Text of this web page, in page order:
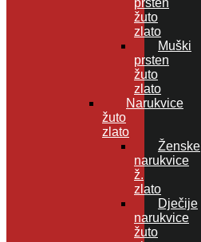
žuto
zlato
Muški
prsten
žuto
zlato
Narukvice
žuto
zlato
Ženske
narukvice
ž.
zlato
Dječije
narukvice
žuto